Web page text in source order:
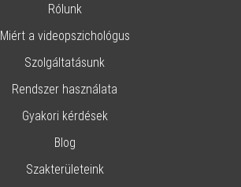
Rólunk
Miért a videopszichológus
Szolgáltatásunk
Rendszer használata
Gyakori kérdések
Blog
Szakterületeink